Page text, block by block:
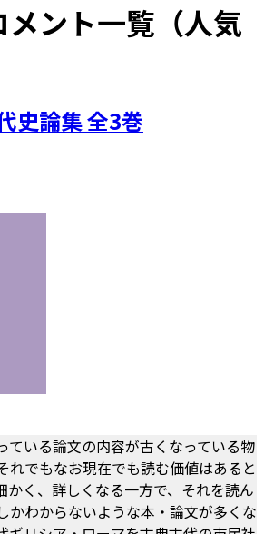
ント一覧（人気
史論集 全3巻
ている論文の内容が古くなっている物
れでもなお現在でも読む価値はあると
かく、詳しくなる一方で、それを読ん
かわからないような本・論文が多くな